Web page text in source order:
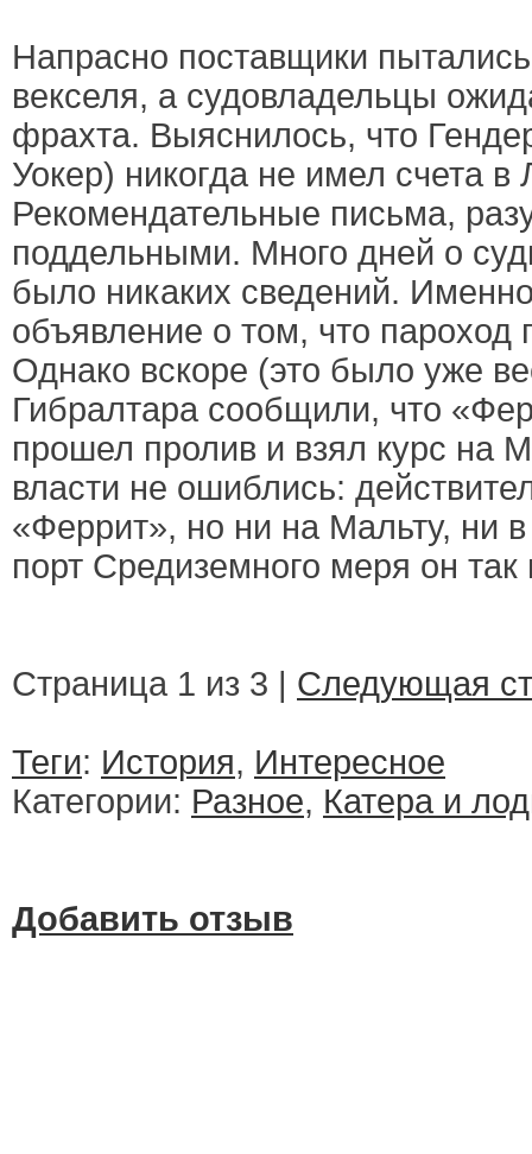
Напрасно поставщики
векселя, а судовладельцы
фрахта. Выяснилось, что
Уокер) никогда не имел счета
Рекомендательные письма,
поддельными. Много дней о
было никаких сведений.
объявление о том, что пароход
Однако вскоре (это было уже
Гибралтара сообщили, что
прошел пролив и взял курс на
власти не ошиблись:
«Феррит», но ни на Мальту, ни
порт Средиземного меря он
Страница 1 из 3 | Следующая
Теги: История, Интересное
Категории: Разное, Катера и
Добавить отзыв